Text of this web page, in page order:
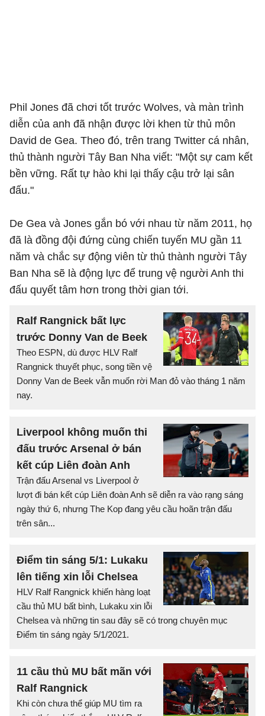
Phil Jones đã chơi tốt trước Wolves, và màn trình
diễn của anh đã nhận được lời khen từ thủ môn
David de Gea. Theo đó, trên trang Twitter cá nhân,
thủ thành người Tây Ban Nha viết: "Một sự cam kết
bền vững. Rất tự hào khi lại thấy cậu trở lại sân
đấu."
De Gea và Jones gắn bó với nhau từ năm 2011, họ
đã là đồng đội đứng cùng chiến tuyến MU gần 11
năm và chắc sự động viên từ thủ thành người Tây
Ban Nha sẽ là động lực để trung vệ người Anh thi
đấu quyết tâm hơn trong thời gian tới.
Ralf Rangnick bất lực
trước Donny Van de Beek
Theo ESPN, dù được HLV Ralf
Rangnick thuyết phục, song tiền vệ
Donny Van de Beek vẫn muốn rời Man đỏ vào tháng 1 năm
nay.
Liverpool không muốn thi
đấu trước Arsenal ở bán
kết cúp Liên đoàn Anh
Trận đấu Arsenal vs Liverpool ở
lượt đi bán kết cúp Liên đoàn Anh sẽ diễn ra vào rạng sáng
ngày thứ 6, nhưng The Kop đang yêu cầu hoãn trận đấu
trên sân...
Điểm tin sáng 5/1: Lukaku
lên tiếng xin lỗi Chelsea
HLV Ralf Rangnick khiến hàng loạt
cầu thủ MU bất bình, Lukaku xin lỗi
Chelsea và những tin sau đây sẽ có trong chuyên mục
Điểm tin sáng ngày 5/1/2021.
11 cầu thủ MU bất mãn với
Ralf Rangnick
Khi còn chưa thể giúp MU tìm ra